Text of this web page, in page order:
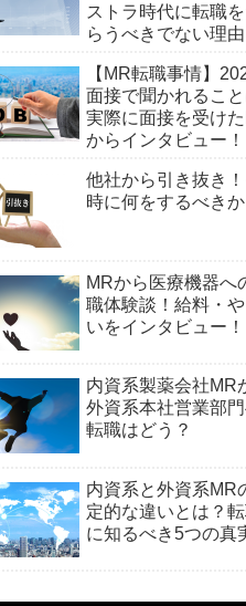
ストラ時代に転職
らうべきでない理
【MR転職事情】
面接で聞かれること
実際に面接を受け
からインタビュー！
他社から引き抜き
時に何をするべきか
MRから医療機器へ
職体験談！給料・
いをインタビュー！
内資系製薬会社MR
外資系本社営業部
転職はどう？
内資系と外資系MR
定的な違いとは？
に知るべき5つの真